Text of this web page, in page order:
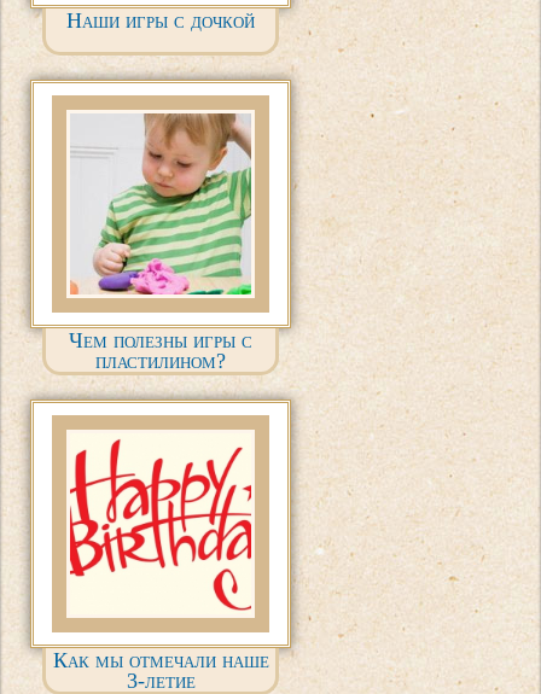
Наши игры с дочкой
Чем полезны игры с
пластилином?
Как мы отмечали наше
3-летие